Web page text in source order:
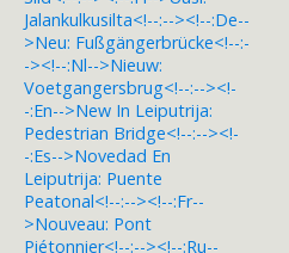
Jalankulkusilta<!--:--><!--:de--
>Neu: Fußgängerbrücke<!--:-
-><!--:nl-->Nieuw:
Voetgangersbrug<!--:--><!-
-:en-->New In Leiputrija:
Pedestrian Bridge<!--:--><!-
-:es-->Novedad En
Leiputrija: Puente
Peatonal<!--:--><!--:fr--
>Nouveau: Pont
Piétonnier<!--:--><!--:ru--